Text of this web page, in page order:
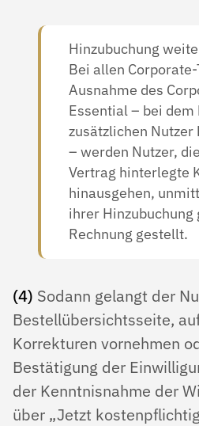
Hinzubuchung
Bei allen
Ausnahme des
Essential – bei dem
zusätzlichen Nutzer
– werden Nutzer,
Vertrag hinterlegte
hinausgehen,
ihrer Hinzubuchung
Rechnung gestellt.
(4) Sodann gelangt der
Bestellübersichtsseite,
Korrekturen vornehmen
Bestätigung der
der Kenntnisnahme der
über „Jetzt